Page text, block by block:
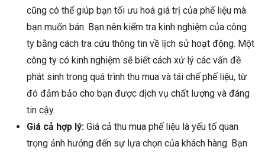
cũng có thể giúp bạn tối ưu hoá giá trị của phế liệu mà
bạn muốn bán. Bạn nên kiểm tra kinh nghiệm của công
ty bằng cách tra cứu thông tin về lịch sử hoạt động. Một
công ty có kinh nghiệm sẽ biết cách xử lý các vấn đề
phát sinh trong quá trình thu mua và tái chế phế liệu, từ
đó đảm bảo cho bạn được dịch vụ chất lượng và đáng
tin cậy.
Giá cả hợp lý: Giá cả thu mua phế liệu là yếu tố quan
trọng ảnh hưởng đến sự lựa chọn của khách hàng. Bạn